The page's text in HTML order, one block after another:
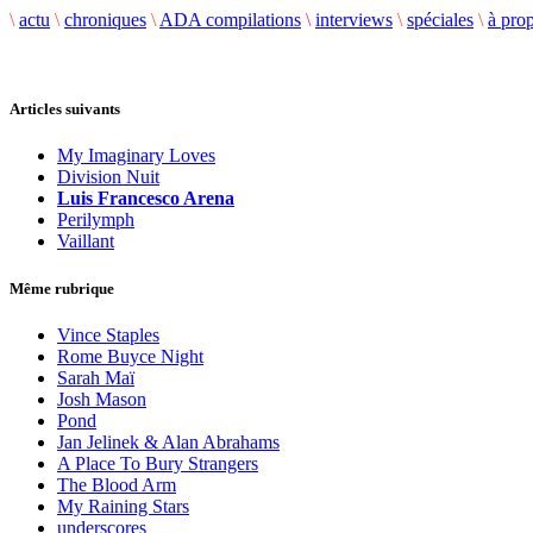
\ actu \ chroniques \ ADA compilations \ interviews \ spéciales \ à
Articles suivants
My Imaginary Loves
Division Nuit
Luis Francesco Arena
Perilymph
Vaillant
Même rubrique
Vince Staples
Rome Buyce Night
Sarah Maï
Josh Mason
Pond
Jan Jelinek & Alan Abrahams
A Place To Bury Strangers
The Blood Arm
My Raining Stars
underscores